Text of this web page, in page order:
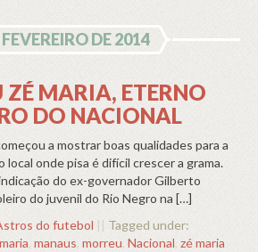
FEVEREIRO DE 2014
ZÉ MARIA, ETERNO
DO NACIONAL
a mostrar boas qualidades para a
local onde pisa é difícil crescer a grama.
do ex-governador Gilberto
do juvenil do Rio Negro na […]
do futebol || Tagged under:
manaus, morreu, Nacional, zé maria